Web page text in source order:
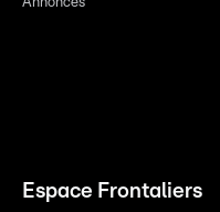
Annonces
Espace Frontaliers